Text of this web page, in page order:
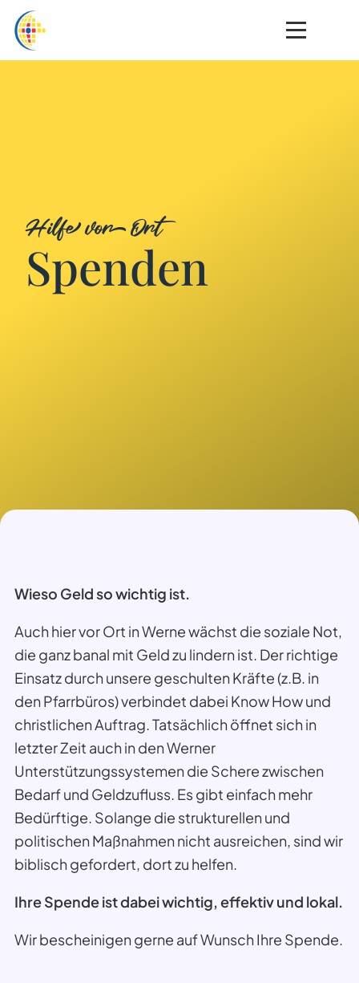
Hilfe vor Ort
Spenden
Wieso Geld so wichtig ist.
Auch hier vor Ort in Werne wächst die soziale Not,
die ganz banal mit Geld zu lindern ist. Der richtige
Einsatz durch unsere geschulten Kräfte (z.B. in
den Pfarrbüros) verbindet dabei Know How und
christlichen Auftrag. Tatsächlich öffnet sich in
letzter Zeit auch in den Werner
Unterstützungssystemen die Schere zwischen
Bedarf und Geldzufluss. Es gibt einfach mehr
Bedürftige. Solange die strukturellen und
politischen Maßnahmen nicht ausreichen, sind wir
biblisch gefordert, dort zu helfen.
Ihre Spende ist dabei wichtig, effektiv und lokal.
Wir bescheinigen gerne auf Wunsch Ihre Spende.